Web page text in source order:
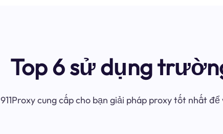
Top 6 sử dụng
911Proxy cung cấp cho bạn giải pháp proxy tốt nhất